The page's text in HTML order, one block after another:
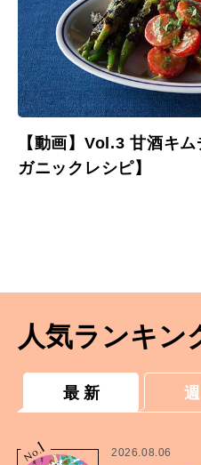
【動画】Vol.3 甘酒キ
ガニックレシピ】
人気ランキン
最 新
No.
1 2026.08.06